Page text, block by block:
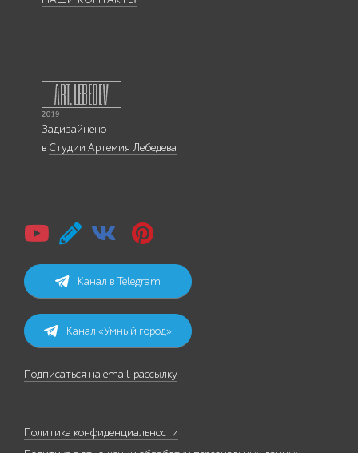
Задизайнено
в Студии Артемия Лебедева
Канал в Telegram
Канал «Умный город»
Подписаться на email-рассылку
Политика конфиденциальности